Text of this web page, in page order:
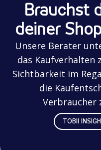
Brauchst
deiner
Unsere Berater
das Kaufverhalten
Sichtbarkeit im
die
Verbraucher
TOBII